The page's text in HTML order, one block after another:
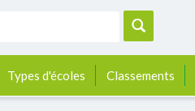
Types d'écoles Classements